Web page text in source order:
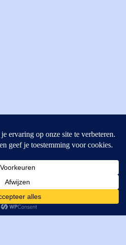
van onze diensten. Door
gaat u akkoord met ons